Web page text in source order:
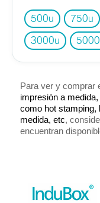
500u 750u
3000u 5000
Para ver y comprar
impresión a
como hot stamping,
medida, etc,
encuentran